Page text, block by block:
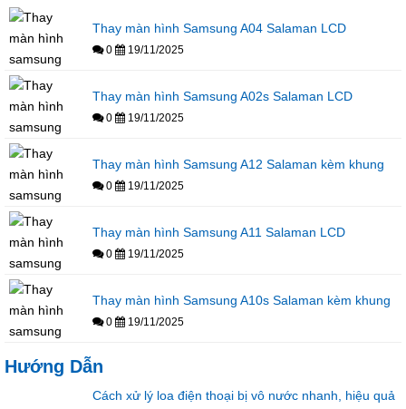
Thay màn hình Samsung A04 Salaman LCD
0 19/11/2025
Thay màn hình Samsung A02s Salaman LCD
0 19/11/2025
Thay màn hình Samsung A12 Salaman kèm khung
0 19/11/2025
Thay màn hình Samsung A11 Salaman LCD
0 19/11/2025
Thay màn hình Samsung A10s Salaman kèm khung
0 19/11/2025
Hướng Dẫn
Cách xử lý loa điện thoại bị vô nước nhanh, hiệu quả